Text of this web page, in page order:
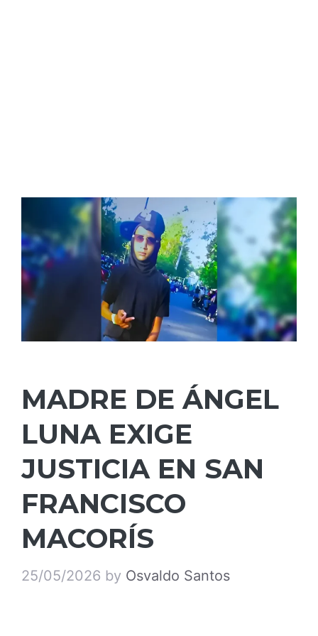
MADRE DE ÁNGEL
LUNA EXIGE
JUSTICIA EN SAN
FRANCISCO
MACORÍS
25/05/2026 by Osvaldo Santos